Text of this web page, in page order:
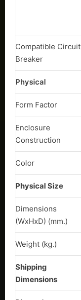
Compatible Circuit
Breaker
Physical
Form Factor
Enclosure
Construction
Color
Physical Size
Dimensions
(WxHxD) (mm.)
Weight (kg.)
Shipping
Dimensions